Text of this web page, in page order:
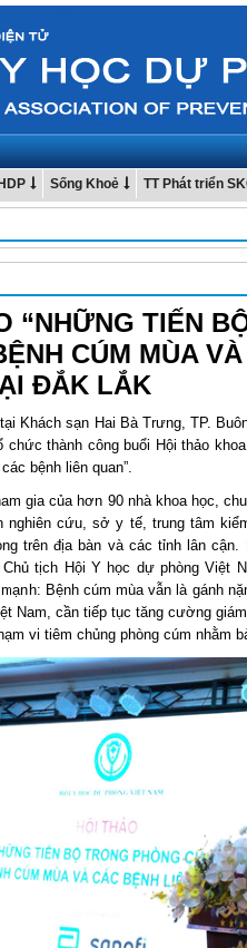
Sống Khoẻ TT Phát triển
“NHỮNG TIẾN
CÚM MÙA
ĐẮK LẮK
Khách sạn Hai Bà Trưng, TP.
chức thành công buổi Hội thảo
bệnh liên quan”.
gia của hơn 90 nhà khoa học,
nghiên cứu, sở y tế, trung tâm
trên địa bàn và các tỉnh lân
Chủ tịch Hội Y học dự phòng Việt
Bệnh cúm mùa vẫn là gánh
Nam, cần tiếp tục tăng cường
vi tiêm chủng phòng cúm nhằm